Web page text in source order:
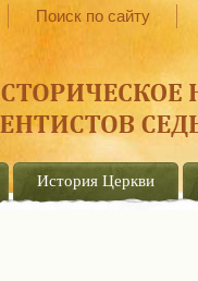
Поиск по сайту
История Церкви